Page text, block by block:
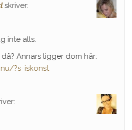
skriver:
inte alls.
Annars ligger dom här:
?s=iskonst